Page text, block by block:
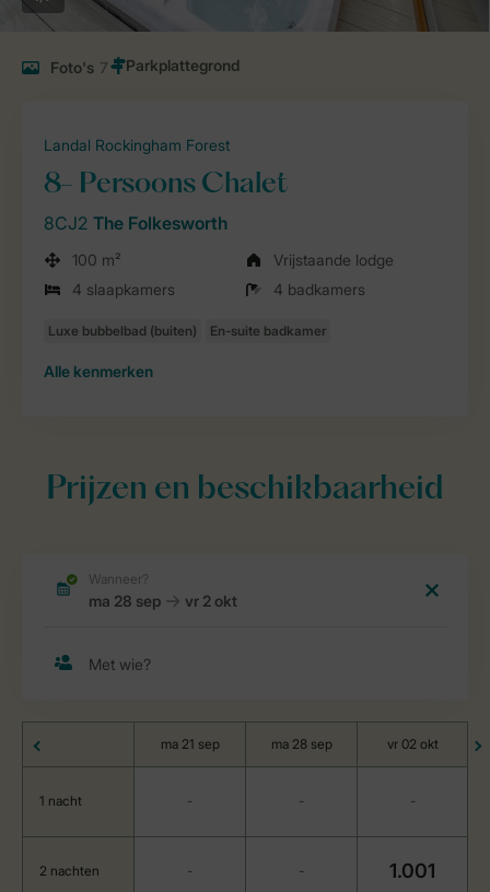
Foto's 7
Landal Rockingham Forest
8- Persoons Chalet
8CJ2 The Folkesworth
100 m²
Vrijstaande lodge
4 slaapkamers
4 badkamers
Alle kenmerken
Prijzen en beschikbaarheid
ma 21 sep ma 28 sep vr 02 okt
1 nacht - - -
2 nachten - - 1.001